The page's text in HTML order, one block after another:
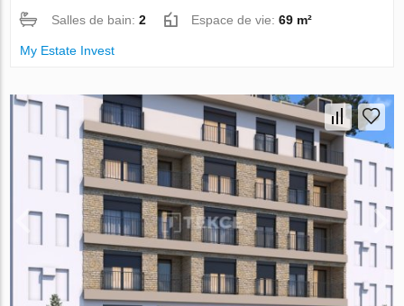
Salles de bain:2 Espace de vie:69 m²
My Estate Invest